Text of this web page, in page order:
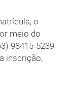
o
meio do
98415-5239
inscrição,